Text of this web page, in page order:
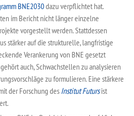
BNE2030dazu verpflichtet hat.
im Bericht nicht länger einzelne
vorgestellt werden. Stattdessen
stärker auf die strukturelle, langfristige
Verankerung von BNE gesetzt
auch, Schwachstellen zu analysieren
zu formulieren. Eine stärkere
der Forschung des Institut Futursist